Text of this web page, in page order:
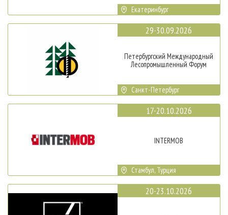
Екатеринбург
29-30.09.2026
Петербургский Международный
Лесопромышленный Форум
Санкт-Петербург
17-20.10.2026
INTERMOB
Стамбул, Турция
20-23.10.2026